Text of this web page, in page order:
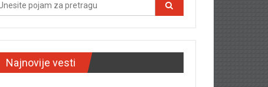
Najnovije vesti